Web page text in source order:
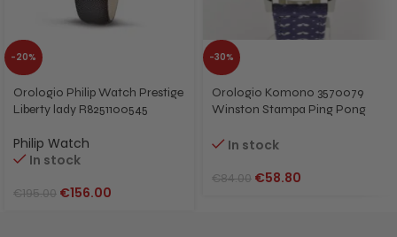
-20%
Orologio Philip Watch Prestige
Liberty lady R8251100545
Philip Watch
In stock
€195.00 €156.00
-30%
Orologio Komono 3570079
Winston Stampa Ping Pong
In stock
€84.00 €58.80